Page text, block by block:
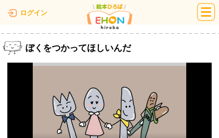
ログイン 絵本ひろば
ぼくをつかってほしいんだ